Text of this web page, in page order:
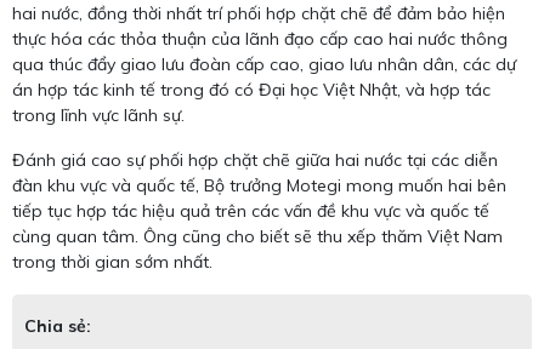
hai nước, đồng thời nhất trí phối hợp chặt chẽ để đảm bảo hiện
thực hóa các thỏa thuận của lãnh đạo cấp cao hai nước thông
qua thúc đẩy giao lưu đoàn cấp cao, giao lưu nhân dân, các dự
án hợp tác kinh tế trong đó có Đại học Việt Nhật, và hợp tác
trong lĩnh vực lãnh sự.
Đánh giá cao sự phối hợp chặt chẽ giữa hai nước tại các diễn
đàn khu vực và quốc tế, Bộ trưởng Motegi mong muốn hai bên
tiếp tục hợp tác hiệu quả trên các vấn đề khu vực và quốc tế
cùng quan tâm. Ông cũng cho biết sẽ thu xếp thăm Việt Nam
trong thời gian sớm nhất.
Chia sẻ: